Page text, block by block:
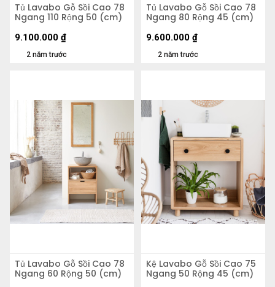
Tủ Lavabo Gỗ Sồi Cao 78
Ngang 110 Rộng 50 (cm)
2 năm trước
9.100.000 ₫
Tủ Lavabo Gỗ Sồi Cao 78
Ngang 80 Rộng 45 (cm)
2 năm trước
9.600.000 ₫
Tủ Lavabo Gỗ Sồi Cao 78
Ngang 60 Rộng 50 (cm)
Kệ Lavabo Gỗ Sồi Cao 75
Ngang 50 Rộng 45 (cm)